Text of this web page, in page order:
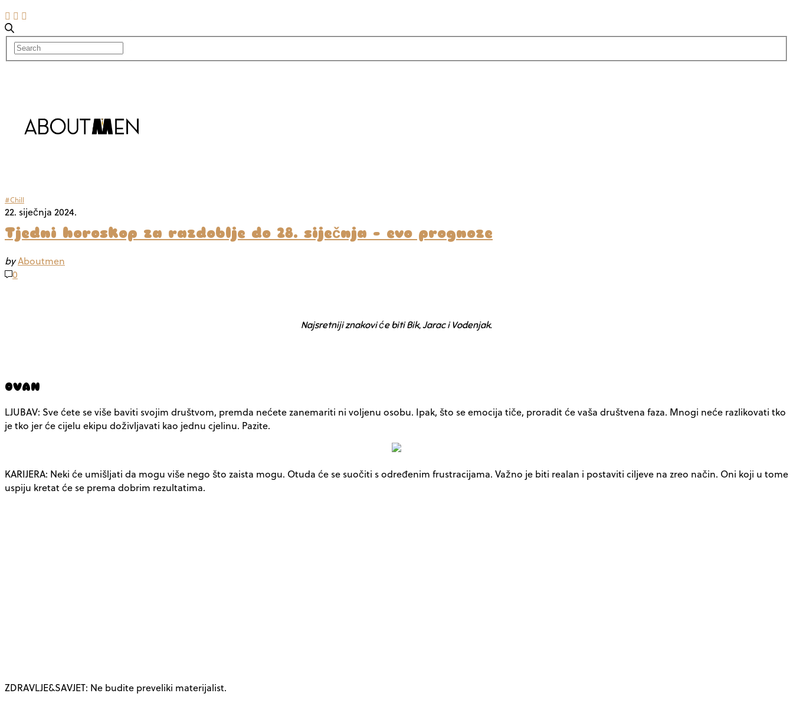
#Chill
22. siječnja 2024.
Tjedni horoskop za razdoblje do 28. siječnja – evo prognoze
byAboutmen
0
Najsretniji znakovi će biti Bik, Jarac i Vodenjak.
OVAN
LJUBAV: Sve ćete se više baviti svojim društvom, premda nećete zanemariti ni voljenu osobu. Ipak, što se emocija tiče, proradit će vaša društvena faza. Mnogi neće razlikovati tko
je tko jer će cijelu ekipu doživljavati kao jednu cjelinu. Pazite.
KARIJERA: Neki će umišljati da mogu više nego što zaista mogu. Otuda će se suočiti s određenim frustracijama. Važno je biti realan i postaviti ciljeve na zreo način. Oni koji u tome
uspiju kretat će se prema dobrim rezultatima.
ZDRAVLJE&SAVJET: Ne budite preveliki materijalist.